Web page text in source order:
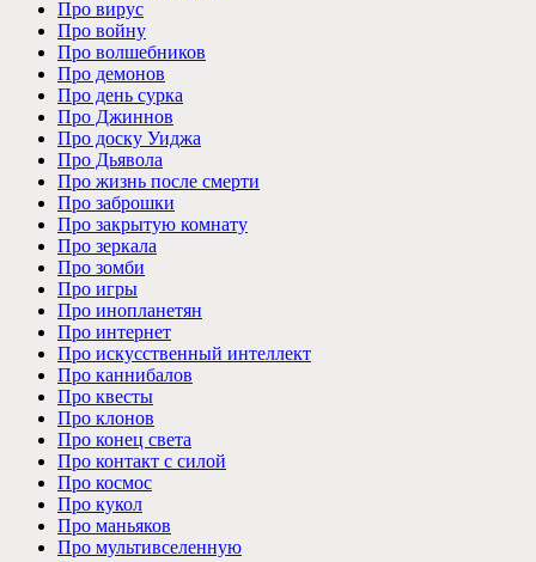
Про вирус
Про войну
Про волшебников
Про демонов
Про день сурка
Про Джиннов
Про доску Уиджа
Про Дьявола
Про жизнь после смерти
Про заброшки
Про закрытую комнату
Про зеркала
Про зомби
Про игры
Про инопланетян
Про интернет
Про искусственный интеллект
Про каннибалов
Про квесты
Про клонов
Про конец света
Про контакт с силой
Про космос
Про кукол
Про маньяков
Про мультивселенную